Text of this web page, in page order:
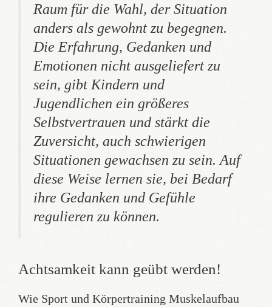
Raum für die Wahl, der Situation
anders als gewohnt zu begegnen.
Die Erfahrung, Gedanken und
Emotionen nicht ausgeliefert zu
sein, gibt Kindern und
Jugendlichen ein größeres
Selbstvertrauen und stärkt die
Zuversicht, auch schwierigen
Situationen gewachsen zu sein. Auf
diese Weise lernen sie, bei Bedarf
ihre Gedanken und Gefühle
regulieren zu können.
Achtsamkeit kann geübt werden!
Wie Sport und Körpertraining Muskelaufbau